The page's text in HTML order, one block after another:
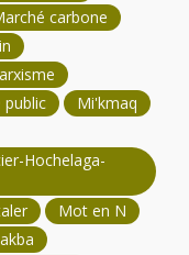
carbone
public
Mi'kmaq
Hochelaga-
Mot en N